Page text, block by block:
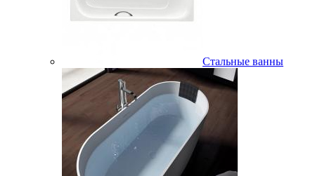
Стальные ванны